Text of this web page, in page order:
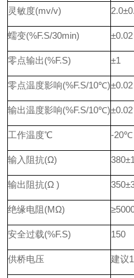
灵敏度(mv/v)
蠕变(%F.S/30min)
零点输出(%F.S) ±1
零点温度影响(%F.S/10℃)
输出温度影响(%F.S/10℃)
工作温度℃ -20℃
输入阻抗(Ω)
输出阻抗(Ω )
绝缘电阻(MΩ)
安全过载(%F.S) 150
供桥电压 建议